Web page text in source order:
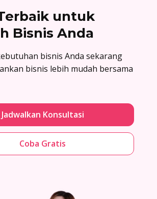
untuk
Bisnis Anda
bisnis Anda sekarang
bisnis lebih mudah bersama
Jadwalkan Konsultasi
Coba Gratis